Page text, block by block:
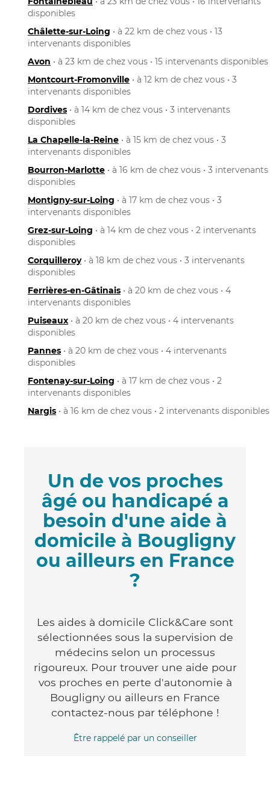
disponibles
Châlette-sur-Loing • à 22 km de chez vous • 13
intervenants disponibles
Avon • à 23 km de chez vous • 15 intervenants disponibles
Montcourt-Fromonville • à 12 km de chez vous • 3
intervenants disponibles
Dordives • à 14 km de chez vous • 3 intervenants
disponibles
La Chapelle-la-Reine • à 15 km de chez vous • 3
intervenants disponibles
Bourron-Marlotte • à 16 km de chez vous • 3 intervenants
disponibles
Montigny-sur-Loing • à 17 km de chez vous • 3
intervenants disponibles
Grez-sur-Loing • à 14 km de chez vous • 2 intervenants
disponibles
Corquilleroy• à 18 km de chez vous • 3 intervenants
disponibles
Ferrières-en-Gâtinais • à 20 km de chez vous • 4
intervenants disponibles
Puiseaux • à 20 km de chez vous • 4 intervenants
disponibles
Pannes • à 20 km de chez vous • 4 intervenants
disponibles
Fontenay-sur-Loing • à 17 km de chez vous • 2
intervenants disponibles
Nargis • à 16 km de chez vous • 2 intervenants disponibles
Un de vos proches
âgé ou handicapé a
besoin d'une aide à
domicile à Bougligny
ou ailleurs en France
?
Les aides à domicile Click&Care sont
sélectionnées sous la supervision de
médecins selon un processus
rigoureux. Pour trouver une aide pour
vos proches en perte d'autonomie à
Bougligny ou ailleurs en France
contactez-nous par téléphone !
Être rappelé par un conseiller